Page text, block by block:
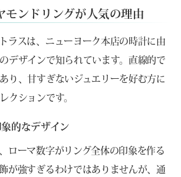
モンドリングが人気の理由
ラスは、ニューヨーク本店の時計に由
デザインで知られています。直線的で
り、甘すぎないジュエリーを好む方に
クションです。
的なデザイン
ローマ数字がリング全体の印象を作る
が強すぎるわけではありませんが、通